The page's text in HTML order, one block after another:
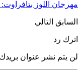
مهرجان اللوز
السابق التالي
اترك رد
لن يتم نشر عنوان بريدك